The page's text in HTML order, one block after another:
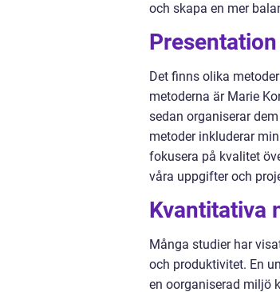
och skapa en mer
Det finns olika
metoderna är Marie
sedan organiserar
metoder inkluderar
fokusera på kvalitet
våra uppgifter och
Kvantitativa
Många studier har
och produktivitet. En
en oorganiserad miljö